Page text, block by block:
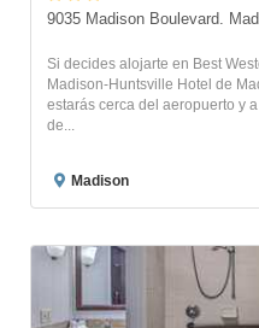
9035 Madison Boulevard.
Si decides alojarte en Best
Madison-Huntsville Hotel de
estarás cerca del aeropuerto y
de...
Madison